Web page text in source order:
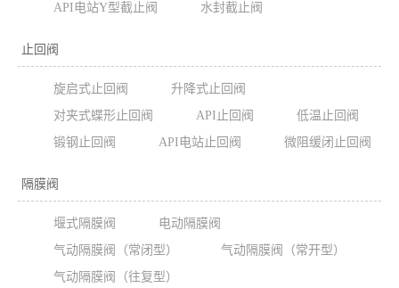
API电站Y型截止阀
水封截止阀
止回阀
旋启式止回阀
升降式止回阀
对夹式蝶形止回阀
API止回阀
低温止回阀
锻钢止回阀
API电站止回阀 微阻缓闭止回阀
隔膜阀
堰式隔膜阀
电动隔膜阀
气动隔膜阀（常闭型）
气动隔膜阀（常开型）
气动隔膜阀（往复型）